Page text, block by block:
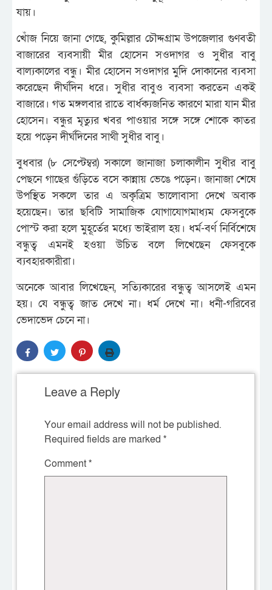
যায়।
খোঁজ নিয়ে জানা গেছে, কুমিল্লার চৌদ্দগ্রাম উপজেলার গুণবতী
বাজারের ব্যবসায়ী মীর হোসেন সওদাগর ও সুধীর বাবু
বাল্যকালের বন্ধু। মীর হোসেন সওদাগর মুদি দোকানের ব্যবসা
করেছেন দীর্ঘদিন ধরে। সুধীর বাবুও ব্যবসা করতেন একই
বাজারে। গত মঙ্গলবার রাতে বার্ধক্যজনিত কারণে মারা যান মীর
হোসেন। বন্ধুর মৃত্যুর খবর পাওয়ার সঙ্গে সঙ্গে শোকে কাতর
হয়ে পড়েন দীর্ঘদিনের সাথী সুধীর বাবু।
বুধবার (৮ সেপ্টেম্বর) সকালে জানাজা চলাকালীন সুধীর বাবু
পেছনে গাছের গুঁড়িতে বসে কান্নায় ভেঙে পড়েন। জানাজা শেষে
উপস্থিত সকলে তার এ অকৃত্রিম ভালোবাসা দেখে অবাক
হয়েছেন। তার ছবিটি সামাজিক যোগাযোগমাধ্যম ফেসবুকে
পোস্ট করা হলে মুহূর্তের মধ্যে ভাইরাল হয়। ধর্ম-বর্ণ নির্বিশেষে
বন্ধুত্ব এমনই হওয়া উচিত বলে লিখেছেন ফেসবুকে
ব্যবহারকারীরা।
অনেকে আবার লিখেছেন, সত্যিকারের বন্ধুত্ব আসলেই এমন
হয়। যে বন্ধুত্ব জাত দেখে না। ধর্ম দেখে না। ধনী-গরিবের
ভেদাভেদ চেনে না।
Leave a Reply
Your email address will not be published.
Required fields are marked *
Comment*